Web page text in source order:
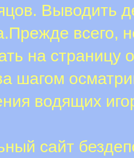
Выводить
всего,
на страницу
шагом
водящих
сайт